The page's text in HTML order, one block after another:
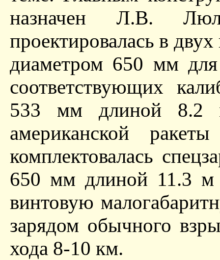
назначен Л.В.
проектировалась в
диаметром 650 мм для
соответствующих
533 мм длиной 8.2 м
американской
комплектовалась
650 мм длиной 11.3 м
винтовую
зарядом обычного
хода 8-10 км.